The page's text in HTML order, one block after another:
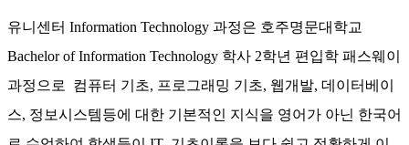
유니센터 Information Technology 과정은 호주명문대학교
Bachelor of Information Technology 학사 2학년 편입학 패스웨이
과정으로 컴퓨터 기초, 프로그래밍 기초, 웹개발, 데이터베이
스, 정보시스템등에 대한 기본적인 지식을 영어가 아닌 한국어